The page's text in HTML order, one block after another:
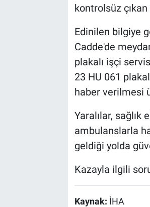
kontrolsüz çıkan
Edinilen bilgiye
Cadde'de
plakalı işçi
23 HU 061
haber verilmesi
Yaralılar,
ambulanslarla
geldiği yolda
Kazayla ilgili
Kaynak: İHA